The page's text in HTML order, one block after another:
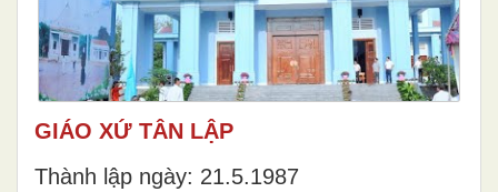
GIÁO XỨ TÂN LẬP
Thành lập ngày: 21.5.1987